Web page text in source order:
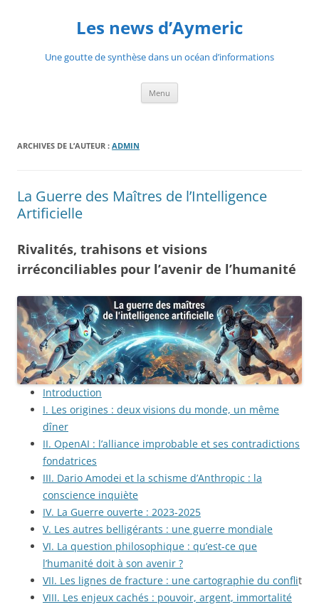
Les news d’Aymeric
Une goutte de synthèse dans un océan d’informations
Menu
ARCHIVES DE L’AUTEUR : ADMIN
La Guerre des Maîtres de l’Intelligence
Artificielle
Rivalités, trahisons et visions
irréconciliables pour l’avenir de l’humanité
Introduction
I. Les origines : deux visions du monde, un même
dîner
II. OpenAI : l’alliance improbable et ses contradictions
fondatrices
III. Dario Amodei et la schisme d’Anthropic : la
conscience inquiète
IV. La Guerre ouverte : 2023-2025
V. Les autres belligérants : une guerre mondiale
VI. La question philosophique : qu’est-ce que
l’humanité doit à son avenir ?
VII. Les lignes de fracture : une cartographie du conflit
VIII. Les enjeux cachés : pouvoir, argent, immortalité